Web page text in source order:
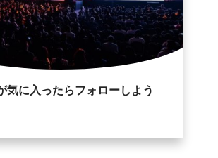
気に入ったらフォローしよう